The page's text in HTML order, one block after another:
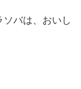
バは、おいし